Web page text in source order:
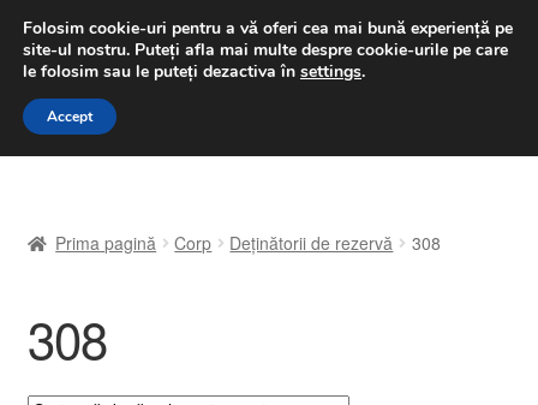
LIVRARE de la 33 lei
luni-vineri 9 a.m. - 4 p.m.031 229 6816
Sari
Sari
A lua legatura
Contul meu
Coș
Prima pagină Corp Deținătorii de rezervă 308
308
Folosim cookie-uri pentru a vă oferi cea mai bună experiență pe
site-ul nostru. Puteți afla mai multe despre cookie-urile pe care
le folosim sau le puteți dezactiva în settings.
Accept